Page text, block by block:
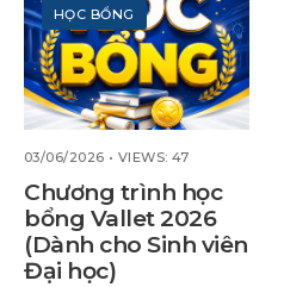
HỌC BỔNG
03/06/2026 • VIEWS: 47
Chương trình học
bổng Vallet 2026
(Dành cho Sinh viên
Đại học)